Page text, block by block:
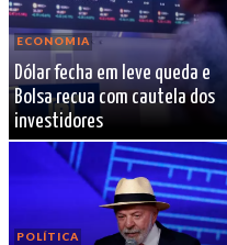
ECONOMIA
Dólar fecha em leve queda e
Bolsa recua com cautela dos
investidores
POLÍTICA